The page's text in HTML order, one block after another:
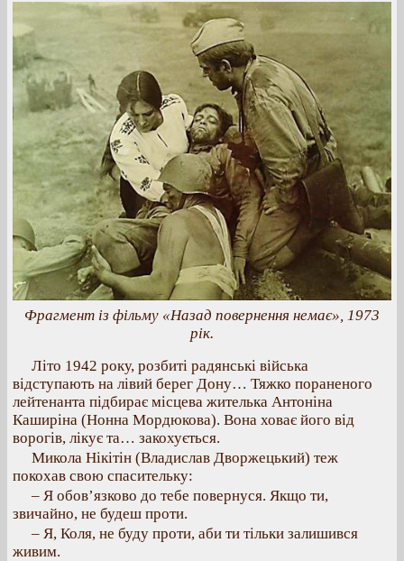
Фрагмент із фільму «Назад повернення немає», 1973
рік.
Літо 1942 року, розбиті радянські війська
відступають на лівий берег Дону… Тяжко пораненого
лейтенанта підбирає місцева жителька Антоніна
Каширіна (Нонна Мордюкова). Вона ховає його від
ворогів, лікує та… закохується.
Микола Нікітін (Владислав Дворжецький) теж
покохав свою спасительку:
– Я обов’язково до тебе повернуся. Якщо ти,
звичайно, не будеш проти.
– Я, Коля, не буду проти, аби ти тільки залишився
живим.